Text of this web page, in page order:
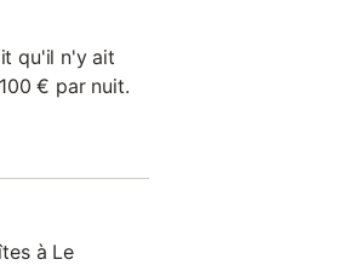
qu'il n'y ait
€ par nuit.
à Le